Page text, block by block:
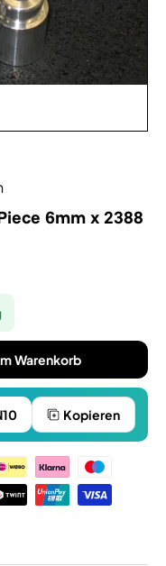
6mm x 2388
Warenkorb
Kopieren